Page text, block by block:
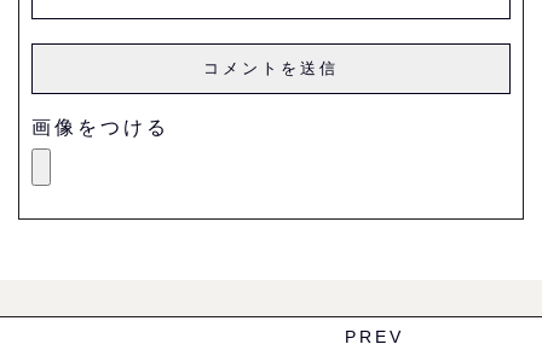
画像をつける
PREV